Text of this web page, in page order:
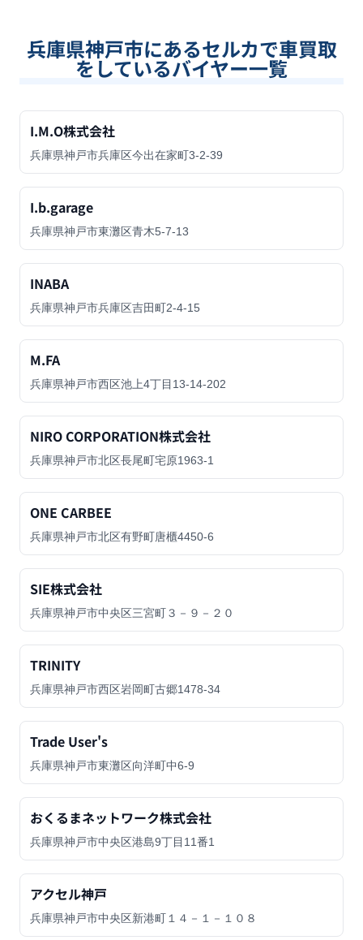
兵庫県神戸市にあるセルカで車買取
をしているバイヤー一覧
I.M.O株式会社
兵庫県神戸市兵庫区今出在家町3-2-39
I.b.garage
兵庫県神戸市東灘区青木5-7-13
INABA
兵庫県神戸市兵庫区吉田町2-4-15
M.FA
兵庫県神戸市西区池上4丁目13-14-202
NIRO CORPORATION株式会社
兵庫県神戸市北区長尾町宅原1963-1
ONE CARBEE
兵庫県神戸市北区有野町唐櫃4450-6
SIE株式会社
兵庫県神戸市中央区三宮町３－９－２０
TRINITY
兵庫県神戸市西区岩岡町古郷1478-34
Trade User's
兵庫県神戸市東灘区向洋町中6-9
おくるまネットワーク株式会社
兵庫県神戸市中央区港島9丁目11番1
アクセル神戸
兵庫県神戸市中央区新港町１４－１－１０８